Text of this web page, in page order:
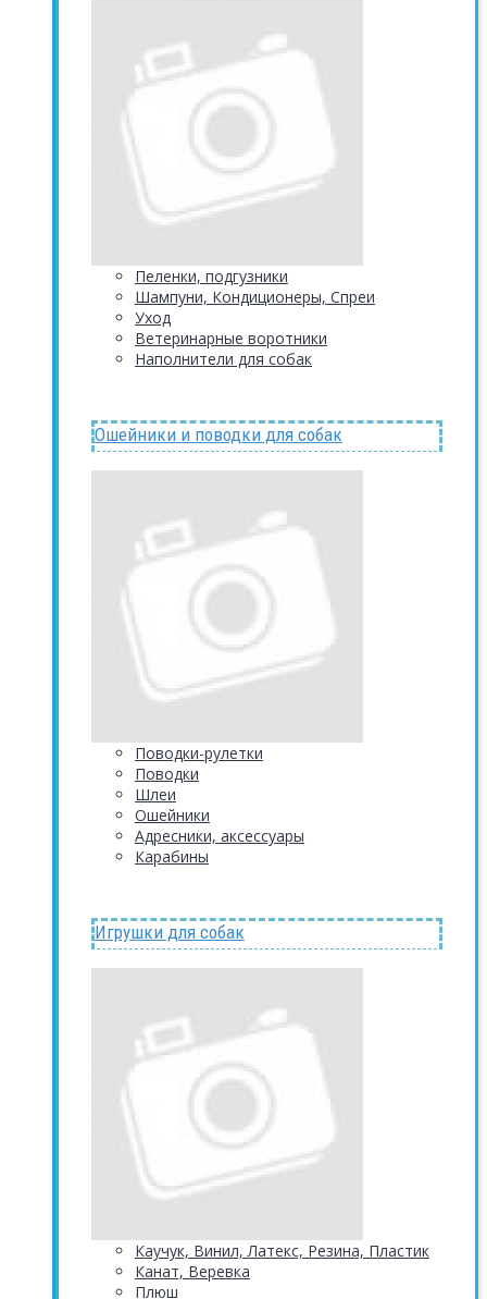
Пеленки, подгузники
Шампуни, Кондиционеры, Спреи
Уход
Ветеринарные воротники
Наполнители для собак
Ошейники и поводки для собак
Поводки-рулетки
Поводки
Шлеи
Ошейники
Адресники, аксессуары
Карабины
Игрушки для собак
Каучук, Винил, Латекс, Резина, Пластик
Канат, Веревка
Плюш